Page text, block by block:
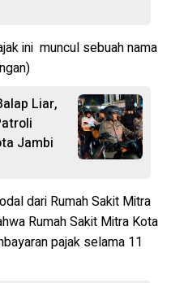
ini muncul sebuah nama
Liar,
Jambi
dari Rumah Sakit Mitra
Rumah Sakit Mitra Kota
pajak selama 11